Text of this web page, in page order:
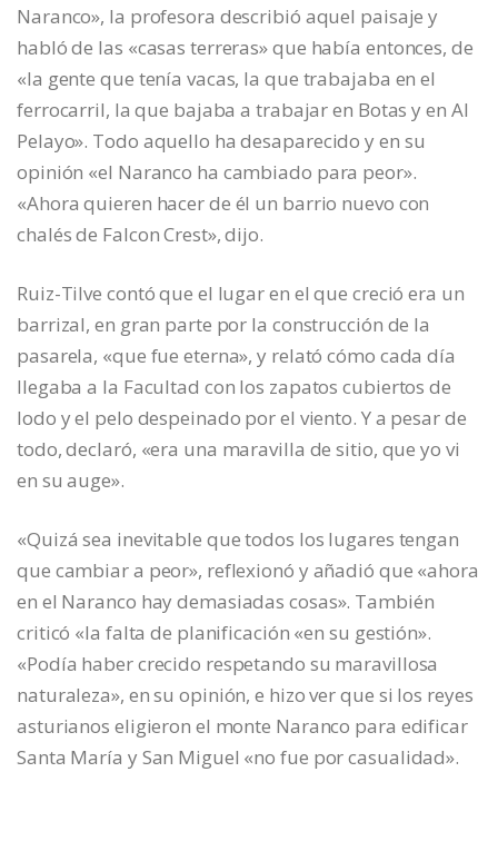
Naranco», la profesora describió aquel paisaje y
habló de las «casas terreras» que había entonces, de
«la gente que tenía vacas, la que trabajaba en el
ferrocarril, la que bajaba a trabajar en Botas y en Al
Pelayo». Todo aquello ha desaparecido y en su
opinión «el Naranco ha cambiado para peor».
«Ahora quieren hacer de él un barrio nuevo con
chalés de Falcon Crest», dijo.
Ruiz-Tilve contó que el lugar en el que creció era un
barrizal, en gran parte por la construcción de la
pasarela, «que fue eterna», y relató cómo cada día
llegaba a la Facultad con los zapatos cubiertos de
lodo y el pelo despeinado por el viento. Y a pesar de
todo, declaró, «era una maravilla de sitio, que yo vi
en su auge».
«Quizá sea inevitable que todos los lugares tengan
que cambiar a peor», reflexionó y añadió que «ahora
en el Naranco hay demasiadas cosas». También
criticó «la falta de planificación «en su gestión».
«Podía haber crecido respetando su maravillosa
naturaleza», en su opinión, e hizo ver que si los reyes
asturianos eligieron el monte Naranco para edificar
Santa María y San Miguel «no fue por casualidad».